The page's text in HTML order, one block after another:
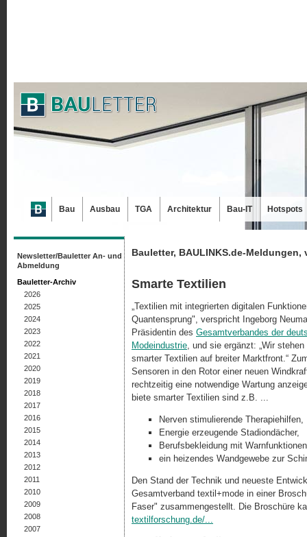
Bauletter, BAULINKS.de-Meldungen,
Smarte Textilien
„Textilien mit integrierten digitalen
Quantensprung", verspricht Ingeborg
Präsidentin des Gesamtverbandes der
Modeindustrie, und sie ergänzt: „Wir
smarter Textilien auf breiter Marktfront.“
Sensoren in den Rotor einer neuen
rechtzeitig eine notwendige Wartung
biete smarter Tex­tilien sind z.B. ...
Nerven stimulierende Therapiehilfen,
Energie erzeugende Stadiondächer,
Berufsbekleidung mit
ein heizendes Wandgewebe zur
Den Stand der Technik und neueste
Gesamtverband textil+mode in einer
Faser" zusammengestellt. Die Broschüre
textilforschung.de/...
Newsletter/Bauletter An- und
Abmeldung
Bauletter-Archiv
2026
2025
2024
2023
2022
2021
2020
2019
2018
2017
2016
2015
2014
2013
2012
2011
2010
2009
2008
2007
Bau Ausbau TGA Architektur Bau-IT Hotspots